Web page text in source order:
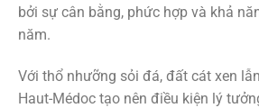
bởi sự cân bằng, phức hợp và khả
năm.
Với thổ nhưỡng sỏi đá, đất cát xen
Haut-Médoc tạo nên điều kiện lý